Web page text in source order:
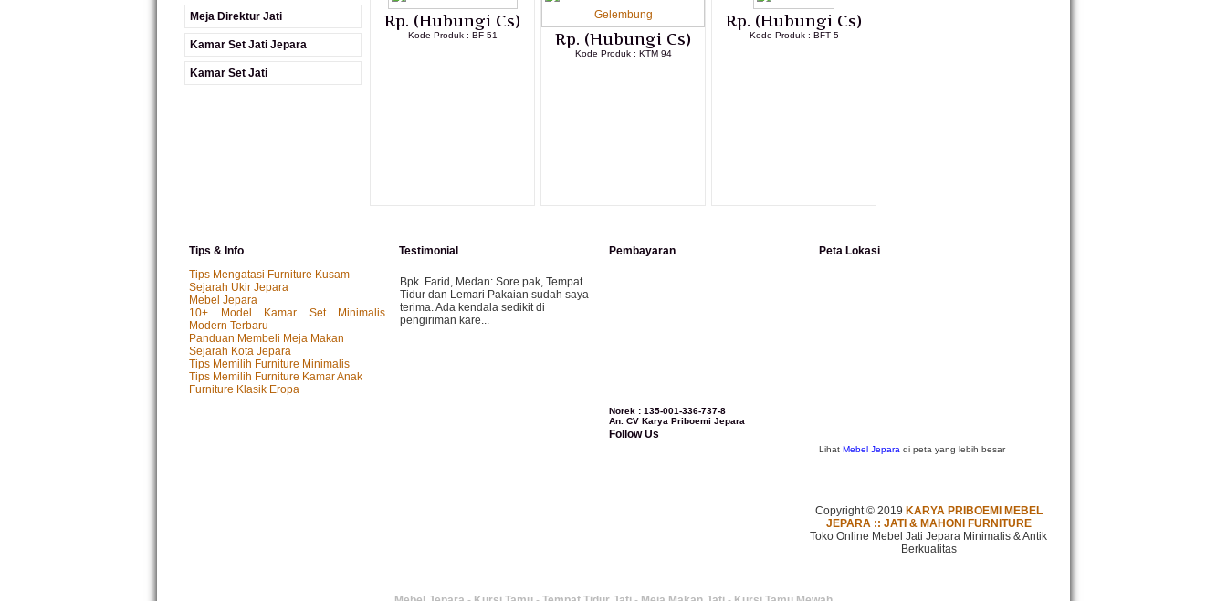
Meja Direktur Jati
Kamar Set Jati Jepara
Kamar Set Jati
Rp. (Hubungi Cs)
Kode Produk : BF 51 Rp. (Hubungi Cs)
Kode Produk : KTM 94
Rp. (Hubungi Cs)
Kode Produk : BFT 5
Tips & Info
Tips Mengatasi Furniture Kusam
Sejarah Ukir Jepara
Mebel Jepara
10+ Model Kamar Set Minimalis
Modern Terbaru
Panduan Membeli Meja Makan
Sejarah Kota Jepara
Tips Memilih Furniture Minimalis
Tips Memilih Furniture Kamar Anak
Furniture Klasik Eropa
Testimonial
Bpk. Farid, Medan: Sore pak, Tempat
Tidur dan Lemari Pakaian sudah saya
terima. Ada kendala sedikit di
pengiriman kare...
Pembayaran
Norek : 135-001-336-737-8
An. CV Karya Priboemi Jepara
Follow Us
Peta Lokasi
Lihat Mebel Jepara di peta yang lebih besar
Copyright © 2019 KARYA PRIBOEMI MEBEL
JEPARA :: JATI & MAHONI FURNITURE
Toko Online Mebel Jati Jepara Minimalis & Antik
Berkualitas